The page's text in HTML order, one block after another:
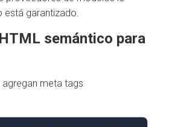
está garantizado.
semántico para
meta tags